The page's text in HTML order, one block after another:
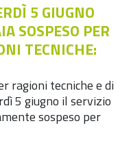
5 GIUGNO
SOSPESO PER
TECNICHE:
ragioni tecniche e di
5 giugno il servizio
sospeso per